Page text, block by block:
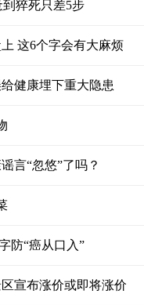
到猝死只差5步
这6个字会有大麻烦
健康埋下重大隐患
言“忽悠”了吗？
防“癌从口入”
宣布涨价或即将涨价